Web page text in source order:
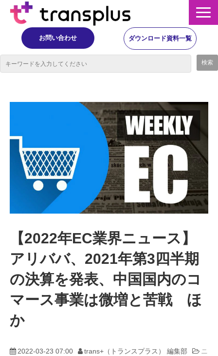
お問い合わせ ダウンロード資料一覧
イベント・レポート
ニュース
コラム
事例
動画
trans-DXプロデューサー
【2022年EC業界ニュース】
アリババ、2021年第3四半期
の決算を発表、中国国内のコ
マース事業は微増と苦戦 ほ
か
2022-03-23 07:00 trans+（トランスプラス） 編集部
ニ